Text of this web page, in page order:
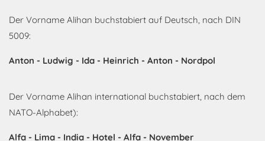
Der Vorname Alihan buchstabiert auf Deutsch, nach DIN
5009:
Anton - Ludwig - Ida - Heinrich - Anton - Nordpol
Der Vorname Alihan international buchstabiert, nach dem
NATO-Alphabet):
Alfa - Lima - India - Hotel - Alfa - November